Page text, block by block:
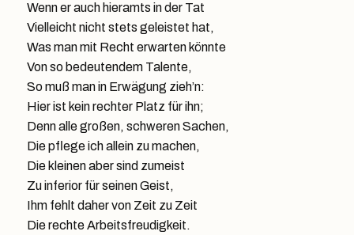
Wenn er auch hieramts in der Tat
Vielleicht nicht stets geleistet hat,
Was man mit Recht erwarten könnte
Von so bedeutendem Talente,
So muß man in Erwägung zieh’n:
Hier ist kein rechter Platz für ihn;
Denn alle großen, schweren Sachen,
Die pflege ich allein zu machen,
Die kleinen aber sind zumeist
Zu inferior für seinen Geist,
Ihm fehlt daher von Zeit zu Zeit
Die rechte Arbeitsfreudigkeit.